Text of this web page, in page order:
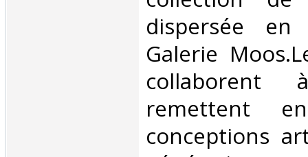
dispersée
Galerie
remettent
conceptions